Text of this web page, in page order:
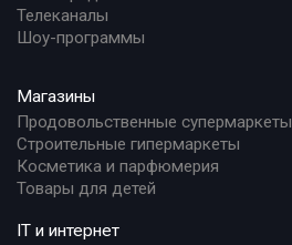
Телеканалы
Шоу-программы
Магазины
Продовольственные супермаркеты
Строительные гипермаркеты
Косметика и парфюмерия
Товары для детей
IT и интернет